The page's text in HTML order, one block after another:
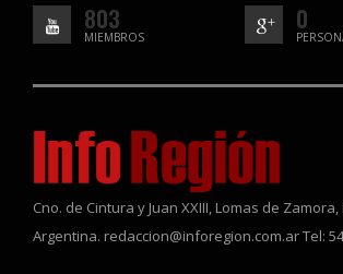
803
MIEMBROS
0
Cno. de Cintura y Juan XXIII, Lomas de Zamora,
Argentina. redaccion@inforegion.com.ar Tel: